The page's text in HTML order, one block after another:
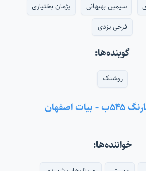
سیمین بهبهانی
پژمان بختیاری
فرخی یزدی
گوینده‌ها:
روشنک
اصفهان
خواننده‌ها: